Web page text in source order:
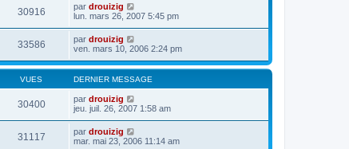
30916 par drouizig
lun. mars 26, 2007 5:45 pm
33586 par drouizig
ven. mars 10, 2006 2:24 pm
VUES DERNIER MESSAGE
30400 par drouizig
jeu. juil. 26, 2007 1:58 am
31117 par drouizig
mar. mai 23, 2006 11:14 am